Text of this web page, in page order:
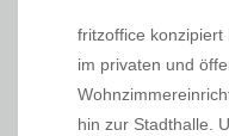
fritzoffice
im privaten und
hin zur Stadthalle.